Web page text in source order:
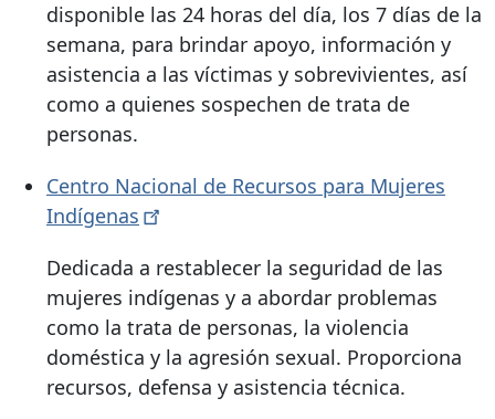
disponible las 24 horas del día, los 7 días de la
semana, para brindar apoyo, información y
asistencia a las víctimas y sobrevivientes, así
como a quienes sospechen de trata de
personas.
Centro Nacional de Recursos para Mujeres
Indígenas
Dedicada a restablecer la seguridad de las
mujeres indígenas y a abordar problemas
como la trata de personas, la violencia
doméstica y la agresión sexual. Proporciona
recursos, defensa y asistencia técnica.